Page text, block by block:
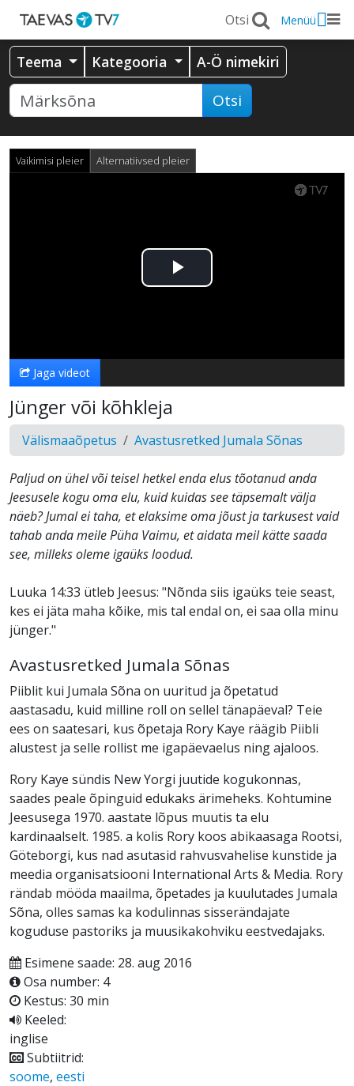
Menüü
Teema Kategooria A-Ö nimekiri
Otsi
Vaikimisi pleier Alternatiivsed pleier
Esita
Jaga videot
Jünger või kõhkleja
Välismaaõpetus Avastusretked Jumala Sõnas
Paljud on ühel või teisel hetkel enda elus tõotanud anda
Jeesusele kogu oma elu, kuid kuidas see täpsemalt välja
näeb? Jumal ei taha, et elaksime oma jõust ja tarkusest vaid
tahab anda meile Püha Vaimu, et aidata meil kätte saada
see, milleks oleme igaüks loodud.
Luuka 14:33 ütleb Jeesus: "Nõnda siis igaüks teie seast,
kes ei jäta maha kõike, mis tal endal on, ei saa olla minu
jünger."
Avastusretked Jumala Sõnas
Piiblit kui Jumala Sõna on uuritud ja õpetatud
aastasadu, kuid milline roll on sellel tänapäeval? Teie
ees on saatesari, kus õpetaja Rory Kaye räägib Piibli
alustest ja selle rollist me igapäevaelus ning ajaloos.
Rory Kaye sündis New Yorgi juutide kogukonnas,
saades peale õpinguid edukaks ärimeheks. Kohtumine
Jeesusega 1970. aastate lõpus muutis ta elu
kardinaalselt. 1985. a kolis Rory koos abikaasaga Rootsi,
Göteborgi, kus nad asutasid rahvusvahelise kunstide ja
meedia organisatsiooni International Arts & Media. Rory
rändab mööda maailma, õpetades ja kuulutades Jumala
Sõna, olles samas ka kodulinnas sisserändajate
koguduse pastoriks ja muusikakohviku eestvedajaks.
Esimene saade: 28. aug 2016
Osa number: 4
Kestus: 30 min
Keeled:
inglise
Subtiitrid:
soome, eesti